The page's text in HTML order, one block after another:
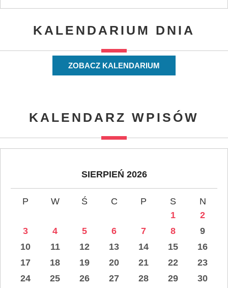
KALENDARIUM DNIA
ZOBACZ KALENDARIUM
KALENDARZ WPISÓW
SIERPIEŃ 2026
P W Ś C P S
N
1
2
3
4 5 6 7 8
9
10
11 12 13 14 15
16
17
18 19 20 21 22
23
24
25 26 27 28 29
30